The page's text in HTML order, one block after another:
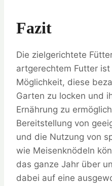
Fazit
Die zielgerichtete
artgerechtem Futter
Möglichkeit, diese
Garten zu locken und
Ernährung zu
Bereitstellung von
und die Nutzung von
wie Meisenknödeln
das ganze Jahr über
dabei auf eine